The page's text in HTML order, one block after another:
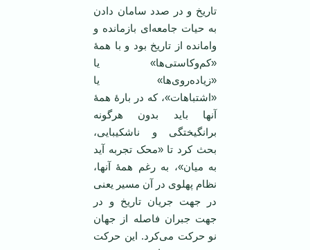
تاریخ و در صدد سامان دادن
به حیات جامعه‌ای بازمانده و
وامانده از تاریخ بود و با همۀ
«کم‌وکاستی‌ها» یا
«زیاده‌روی‌ها» یا
«اشتباهات»، که در بارۀ همۀ
آنها باید بدون هرگونه
برانگیختگی و ناشکیبایی،
بحث کرد تا «محک تجربه آید
به میان»، به رغم همۀ آنها،
نظام پهلوی در آن مسیر یعنی
در جهت جریان تاریخ و در
جهت جبران فاصله از جهان
نو حرکت می‌کرد. این حرکت